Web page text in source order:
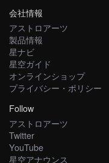
会社情報
アストロアーツ
製品情報
星ナビ
星空ガイド
オンラインショップ
プライバシー・ポリシー
Follow
アストロアーツ
Twitter
YouTube
星空アナウンス